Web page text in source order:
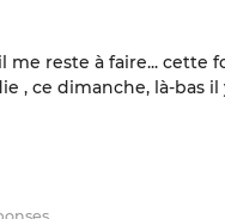
me reste à faire... cette
, ce dimanche, là-bas il